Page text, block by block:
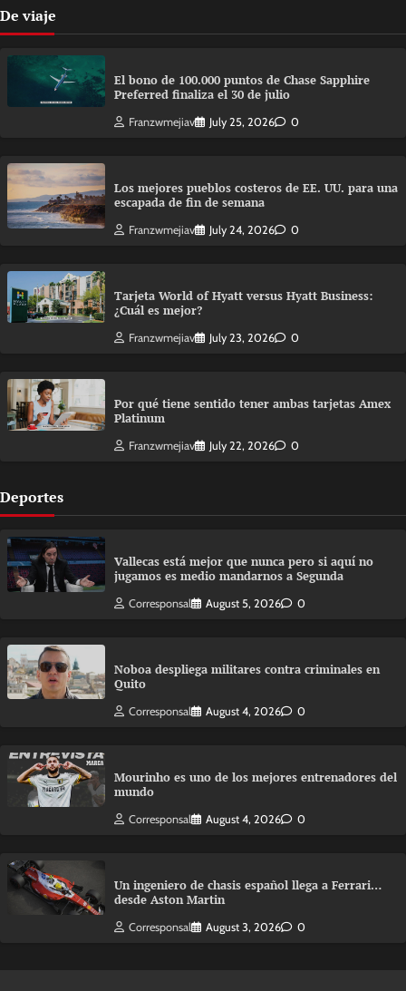
De viaje
El bono de 100.000 puntos de Chase Sapphire
Preferred finaliza el 30 de julio
Franzwmejiav July 25, 2026 0
Los mejores pueblos costeros de EE. UU. para una
escapada de fin de semana
Franzwmejiav July 24, 2026 0
Tarjeta World of Hyatt versus Hyatt Business:
¿Cuál es mejor?
Franzwmejiav July 23, 2026 0
Por qué tiene sentido tener ambas tarjetas Amex
Platinum
Franzwmejiav July 22, 2026 0
Deportes
Vallecas está mejor que nunca pero si aquí no
jugamos es medio mandarnos a Segunda
Corresponsal August 5, 2026 0
Noboa despliega militares contra criminales en
Quito
Corresponsal August 4, 2026 0
Mourinho es uno de los mejores entrenadores del
mundo
Corresponsal August 4, 2026 0
Un ingeniero de chasis español llega a Ferrari…
desde Aston Martin
Corresponsal August 3, 2026 0